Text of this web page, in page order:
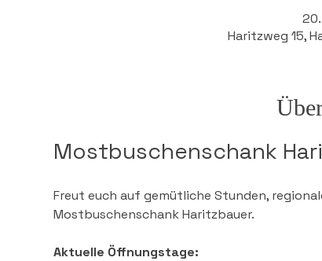
Haritzweg 15,
Mostbuschenschank
Freut euch auf gemütliche Stunden,
Mostbuschenschank Haritzbauer.
Aktuelle Öffnungstage: